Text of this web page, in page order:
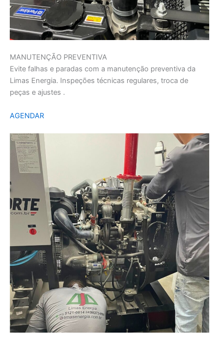
MANUTENÇÃO PREVENTIVA
Evite falhas e paradas com a manutenção preventiva da
Limas Energia. Inspeções técnicas regulares, troca de
peças e ajustes .
AGENDAR